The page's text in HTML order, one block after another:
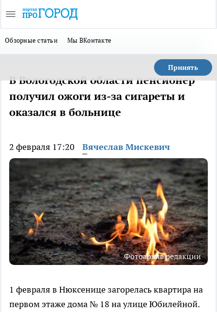
Обзорные статьи Мы ВКонтакте
Принять
В Вологодской области пенсионер
получил ожоги из-за сигареты и
оказался в больнице
2 февраля 17:20 Вячеслав Мискевич
Фотоархив редакции
1 февраля в Нюксенице загорелась квартира на
первом этаже дома № 18 на улице Юбилейной.